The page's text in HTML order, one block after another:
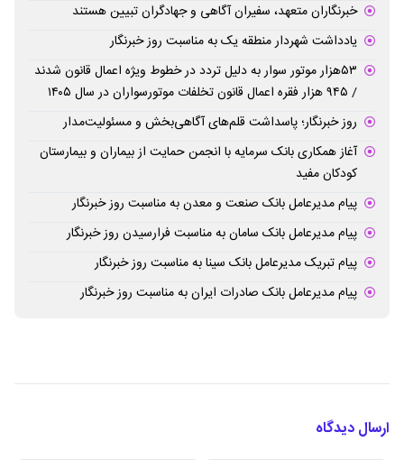
خبرنگاران متعهد، سفیران آگاهی و جهادگران تبیین هستند
یادداشت شهردار منطقه یک به مناسبت روز خبرنگار
۵۳هزار موتور سوار به دلیل تردد در خطوط ویژه اعمال قانون شدند
/ ۹۴۵ هزار فقره اعمال قانون تخلفات موتورسواران در سال ۱۴۰۵
روز خبرنگار؛ پاسداشت قلم‌های آگاهی‌بخش و مسئولیت‌مدار
آغاز همکاری بانک سرمایه با انجمن حمایت از بیماران و بیمارستان
کودکان مفید
پیام مدیرعامل بانک صنعت و معدن به مناسبت روز خبرنگار
پیام مدیرعامل بانک سامان به مناسبت فرارسیدن روز خبرنگار
پیام تبریک مدیرعامل بانک سینا به مناسبت روز خبرنگار
پیام مدیرعامل بانک صادرات ایران به مناسبت روز خبرنگار
ارسال دیدگاه